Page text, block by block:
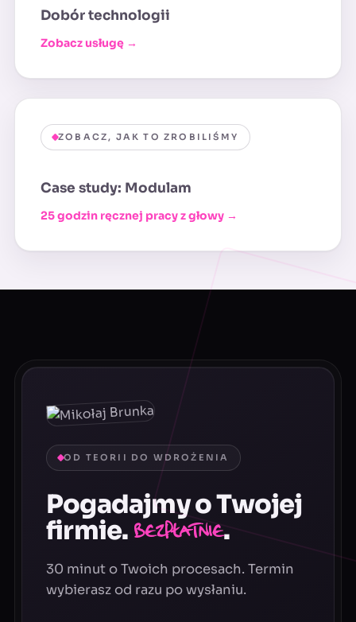
Dobór technologii
Zobacz usługę →
ZOBACZ, JAK TO ZROBILIŚMY
Case study: Modulam
25 godzin ręcznej pracy z głowy →
OD TEORII DO WDROŻENIA
Pogadajmy o Twojej
firmie. Bezpłatnie.
30 minut o Twoich procesach. Termin
wybierasz od razu po wysłaniu.